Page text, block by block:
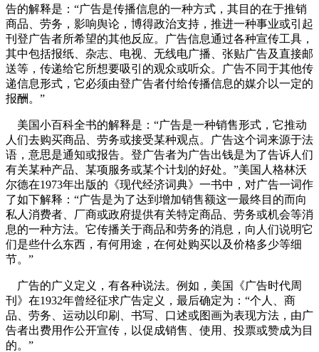
告的解释是：“广告是传播信息的一种方式，其目的在于推销
商品、劳务，影响舆论，博得政治支持，推进一种事业或引起
刊登广告者所希望的其他反应。广告信息通过各种宣传工具，
其中包括报纸、杂志、电视、无线电广播、张贴广告及直接邮
送等，传递给它所想要吸引的观众或听众。广告不同于其他传
递信息形式，它必须由登广告者付给传播信息的媒介以一定的
报酬。”
美国小百科全书的解释是：“广告是一种销售形式，它推动
人们去购买商品、劳务或接受某种观点。广告这个词来源于法
语，意思是通知或报告。登广告者为广告出钱是为了告诉人们
有关某种产品、某项服务或某个计划的好处。”美国人格林沃
尔德在1973年出版的《现代经济词典》一书中，对广告一词作
了如下解释：“广告是为了达到增加销售额这一最终目的而向
私人消费者、厂商或政府提供有关特定商品、劳务或机会等消
息的一种方法。它传播关于商品和劳务的消息，向人们说明它
们是些什么东西，有何用途，在何处购买以及价格多少等细
节。”
广告的广义定义，有各种说法。例如，美国《广告时代周
刊》在1932年曾经征求广告定义，最后确定为：“个人、商
品、劳务、运动以印刷、书写、口述或图画为表现方法，由广
告者出费用作公开宣传，以促成销售、使用、投票或赞成为目
的。”